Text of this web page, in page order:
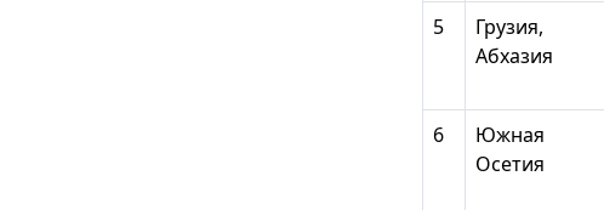
5
Грузия,
Абхазия
6
Южная
Осетия